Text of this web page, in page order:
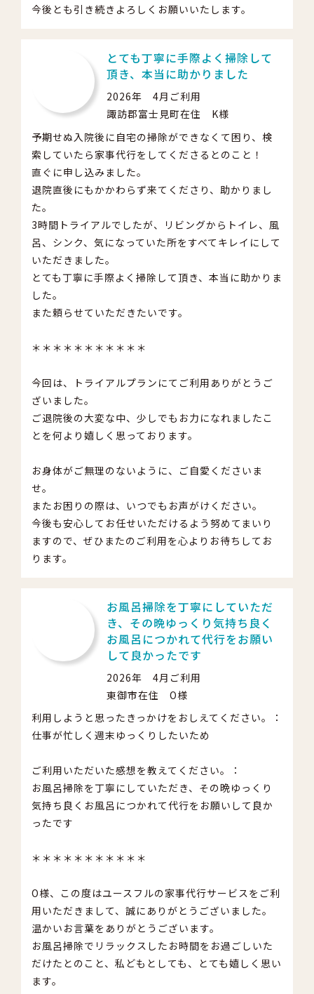
今後とも引き続きよろしくお願いいたします。
とても丁寧に手際よく掃除して
頂き、本当に助かりました
2026年 4月ご利用
諏訪郡富士見町在住 K様
予期せぬ入院後に自宅の掃除ができなくて困り、検
索していたら家事代行をしてくださるとのこと！
直ぐに申し込みました。
退院直後にもかかわらず来てくださり、助かりまし
た。
3時間トライアルでしたが、リビングからトイレ、風
呂、シンク、気になっていた所をすべてキレイにして
いただきました。
とても丁寧に手際よく掃除して頂き、本当に助かりま
した。
また頼らせていただきたいです。
＊＊＊＊＊＊＊＊＊＊＊
今回は、トライアルプランにてご利用ありがとうご
ざいました。
ご退院後の大変な中、少しでもお力になれましたこ
とを何より嬉しく思っております。
お身体がご無理のないように、ご自愛くださいま
せ。
またお困りの際は、いつでもお声がけください。
今後も安心してお任せいただけるよう努めてまいり
ますので、ぜひまたのご利用を心よりお待ちしてお
ります。
お風呂掃除を丁寧にしていただ
き、その晩ゆっくり気持ち良く
お風呂につかれて代行をお願い
して良かったです
2026年 4月ご利用
東御市在住 O様
利用しようと思ったきっかけをおしえてください。：
仕事が忙しく週末ゆっくりしたいため
ご利用いただいた感想を教えてください。：
お風呂掃除を丁寧にしていただき、その晩ゆっくり
気持ち良くお風呂につかれて代行をお願いして良か
ったです
＊＊＊＊＊＊＊＊＊＊＊
O様、この度はユースフルの家事代行サービスをご利
用いただきまして、誠にありがとうございました。
温かいお言葉をありがとうございます。
お風呂掃除でリラックスしたお時間をお過ごしいた
だけたとのこと、私どもとしても、とても嬉しく思い
ます。